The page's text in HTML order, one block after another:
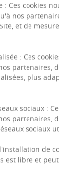
Les 8
sont situés
et
: Ces cookies
nos
et de
: Ces
partenaires,
plus
sociaux :
partenaires,
sociaux
de
est libre et